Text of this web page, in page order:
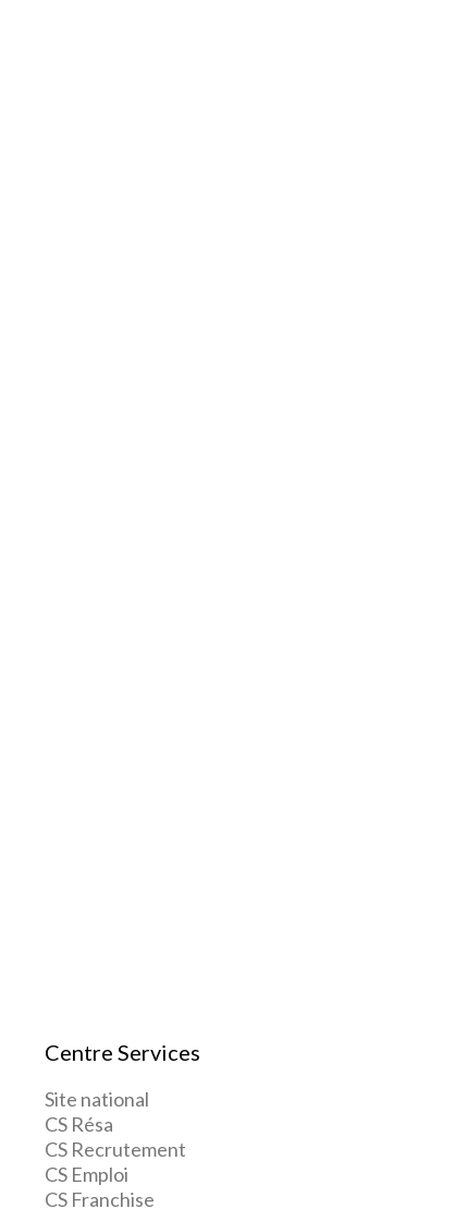
Centre Services
Site national
CS Résa
CS Recrutement
CS Emploi
CS Franchise